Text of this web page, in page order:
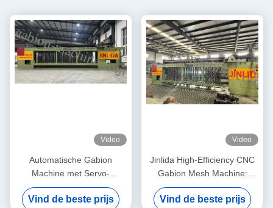
Video
Automatische Gabion
Machine met Servo-
gedreven Precision Mesh
Maker 5,3m Max Breedte
Vind de beste prijs
Video
Jinlida High-Efficiency CNC
Gabion Mesh Machine:
Perfect Combination of Fast
Output and Precision
Vind de beste prijs